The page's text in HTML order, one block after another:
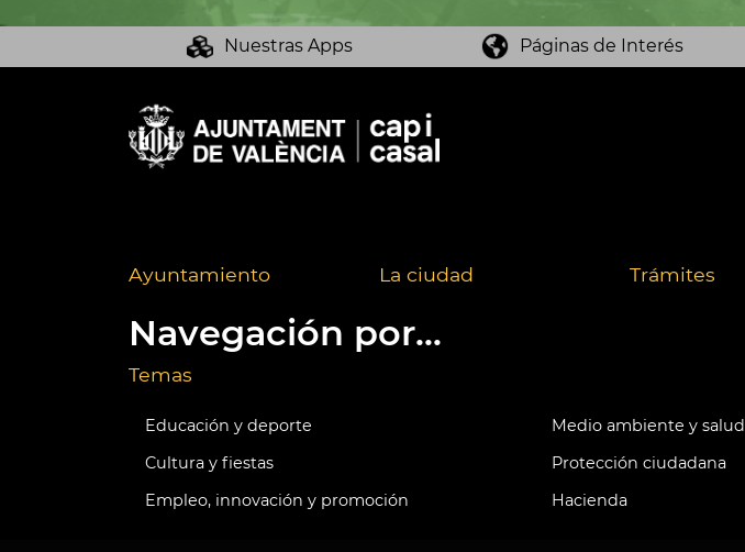
Nuestras Apps Páginas de Interés
Ayuntamiento La ciudad Trámites
Navegación por...
Temas
Educación y deporte Medio ambiente y salud
Cultura y fiestas
Protección ciudadana
Empleo, innovación y promoción
Hacienda